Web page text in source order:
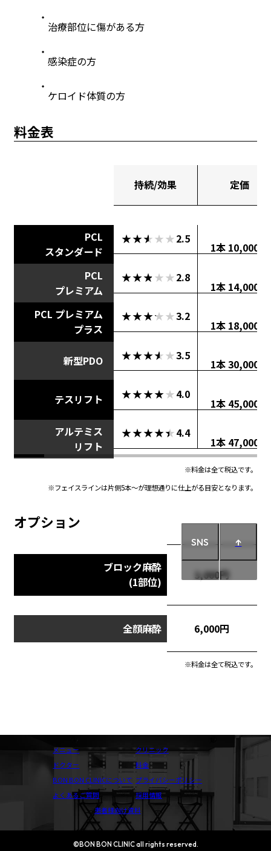
治療部位に傷がある方
感染症の方
ケロイド体質の方
料金表
持続/効果 定価
PCL
スタンダード
PCL
プレミアム
PCL プレミアム
プラス
新型PDO
テスリフト
アルテミス
リフト
★★★★★
★★★★★2.5
1本 10,000円
★★★★★
★★★★★2.8
1本 14,000円
★★★★★
★★★★★3.2
1本 18,000円
★★★★★
★★★★★3.5
1本 30,000円
★★★★★
★★★★★4.0
1本 45,000円
★★★★★
★★★★★4.4
1本 47,000円
※料金は全て税込です。
※フェイスラインは片側5本～が理想通りに仕上がる目安となります。
オプション
ブロック麻酔
(1部位)
3,000円
全顔麻酔 6,000円
※料金は全て税込です。
SNS ↑
メニュー
クリニック
ドクター
料金
BON BON CLINICについて プライバシーポリシー
よくあるご質問
採用情報
患者様向け資料
©BON BON CLINIC all rights reserved.